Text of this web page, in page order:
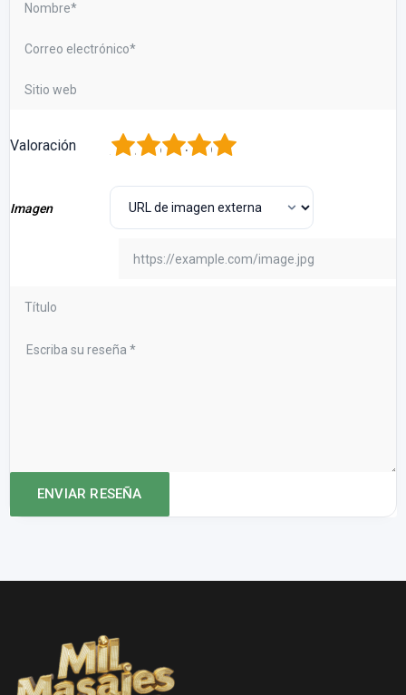
Valoración 5
4
3
2
Imagen